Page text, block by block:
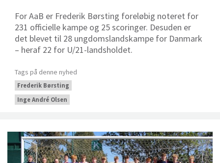
For AaB er Frederik Børsting foreløbig noteret for
231 officielle kampe og 25 scoringer. Desuden er
det blevet til 28 ungdomslandskampe for Danmark
– heraf 22 for U/21-landsholdet.
Tags på denne nyhed
Frederik Børsting
Inge André Olsen